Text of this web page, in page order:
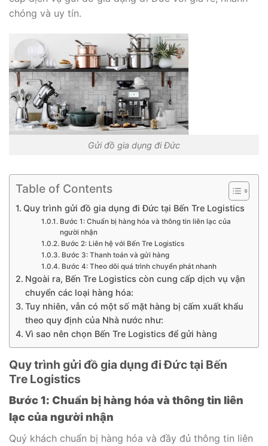
chóng và uy tín.
Gửi đồ gia dụng đi Đức
Table of Contents
Quy trình gửi đồ gia dụng đi Đức tại Bến Tre Logistics
Bước 1: Chuẩn bị hàng hóa và thông tin liên lạc của
người nhận
Bước 2: Liên hệ với Bến Tre Logistics
Bước 3: Thanh toán và gửi hàng
Bước 4: Theo dõi quá trình chuyển phát nhanh
Ngoài ra, Bến Tre Logistics còn cung cấp dịch vụ vận
chuyển các loại hàng hóa:
Tuy nhiên, vẫn có một số mặt hàng bị cấm xuất khẩu
theo quy định của Nhà nước như:
Vì sao nên chọn Bến Tre Logistics để gửi hàng
Quy trình gửi đồ gia dụng đi Đức tại Bến
Tre Logistics
Bước 1: Chuẩn bị hàng hóa và thông tin liên
lạc của người nhận
Quý khách chuẩn bị hàng hóa và đầy đủ thông tin liên